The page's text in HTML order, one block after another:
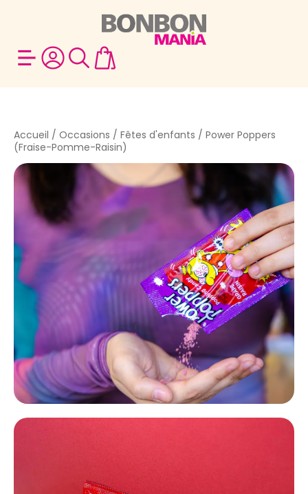
Accueil / Occasions / Fêtes d'enfants / Power Poppers
(Fraise-Pomme-Raisin)